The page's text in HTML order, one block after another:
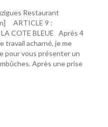
Restaurant
ARTICLE 9 :
COTE BLEUE Après 4
travail acharné, je me
pour vous présenter un
Après une prise